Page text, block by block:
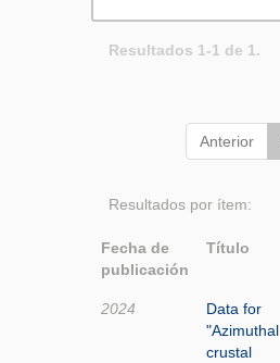
Resultados 1-1 de 1.
Anterior
Resultados por ítem:
Fecha de
publicación
Título
2024
Data for
"Azimuthal
crustal